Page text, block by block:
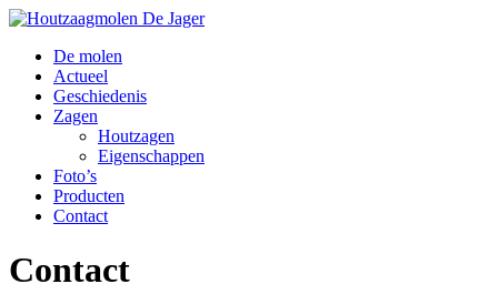
De molen
Actueel
Geschiedenis
Zagen
Houtzagen
Eigenschappen
Foto’s
Producten
Contact
Contact